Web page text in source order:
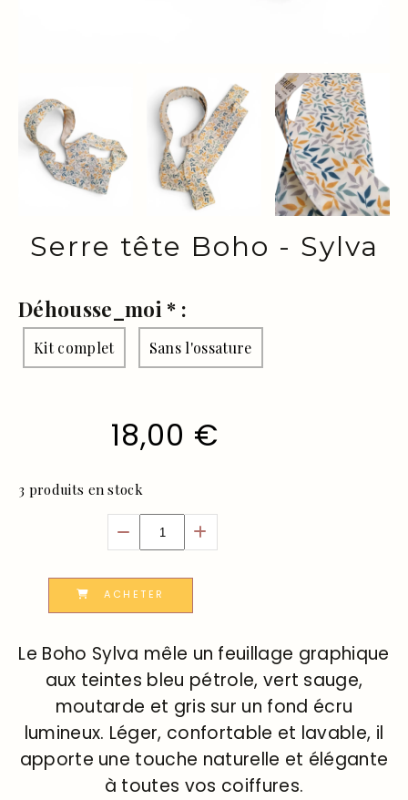
Serre tête Boho - Sylva
Déhousse_moi * :
Kit complet Sans l'ossature
18,00 €
3 produits en stock
ACHETER
Le Boho Sylva mêle un feuillage graphique
aux teintes bleu pétrole, vert sauge,
moutarde et gris sur un fond écru
lumineux. Léger, confortable et lavable, il
apporte une touche naturelle et élégante
à toutes vos coiffures.